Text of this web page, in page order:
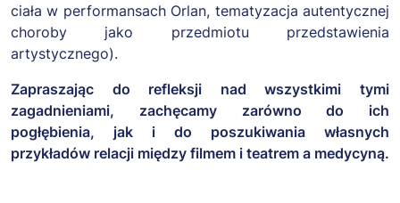
ciała w performansach Orlan, tematyzacja autentycznej
choroby jako przedmiotu przedstawienia
artystycznego).
Zapraszając do refleksji nad wszystkimi tymi
zagadnieniami, zachęcamy zarówno do ich
pogłębienia, jak i do poszukiwania własnych
przykładów relacji między filmem i teatrem a medycyną.